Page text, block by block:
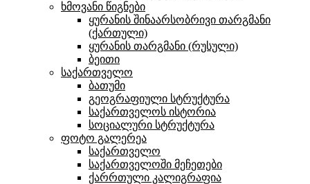
ხმოვანი წიგნები
ყურანის შინაარსობრივი თარგმანი
(ქართული)
ყურანის თარგმანი (რუსული)
ბეითი
საქართველო
ბათუმი
გეოგრაფიული სტრუქტურა
საქართველოს ისტორია
სოციალური სტრუქტურა
ფოტო გალერეა
საქართველო
საქართველოში მეჩეთები
ქარრთული კალიგრაფია